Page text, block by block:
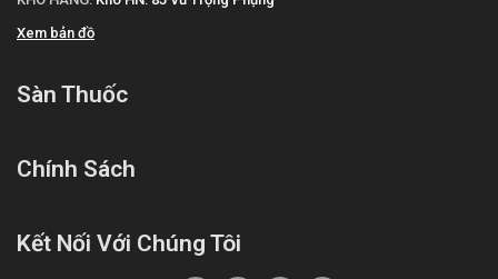
Xem bản đồ
Sàn Thuốc
Chính Sách
Kết Nối Với Chúng Tôi